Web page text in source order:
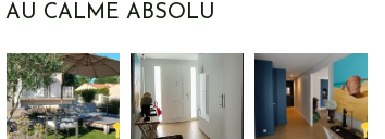
CALME ABSOLU